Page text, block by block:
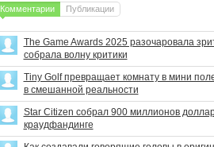
Комментарии Публикации
The Game Awards 2025 разочаровала
собрала волну критики
Tiny Golf превращает комнату в мини
в смешанной реальности
Star Citizen собрал 900 миллионов
краудфандинге